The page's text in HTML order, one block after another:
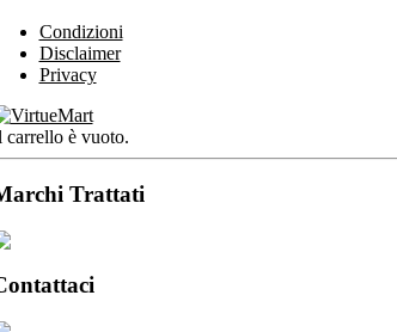
Condizioni
Disclaimer
Privacy
carrello è vuoto.
Trattati